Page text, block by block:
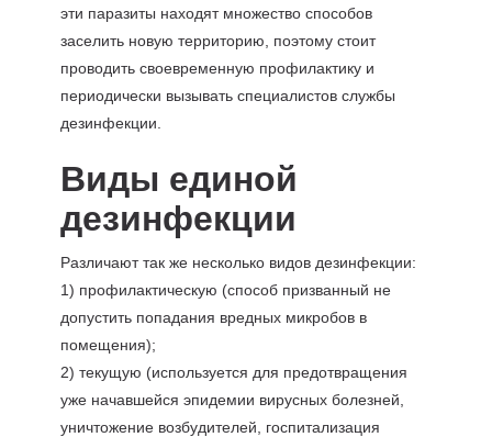
эти паразиты находят множество способов
заселить новую территорию, поэтому стоит
проводить своевременную профилактику и
периодически вызывать специалистов службы
дезинфекции.
Виды единой
дезинфекции
Различают так же несколько видов дезинфекции:
1) профилактическую (способ призванный не
допустить попадания вредных микробов в
помещения);
2) текущую (используется для предотвращения
уже начавшейся эпидемии вирусных болезней,
уничтожение возбудителей, госпитализация